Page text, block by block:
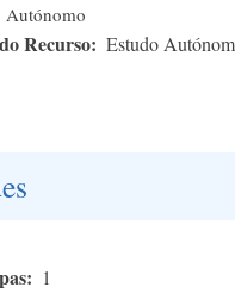
Autónomo
Recurso Estudo
1